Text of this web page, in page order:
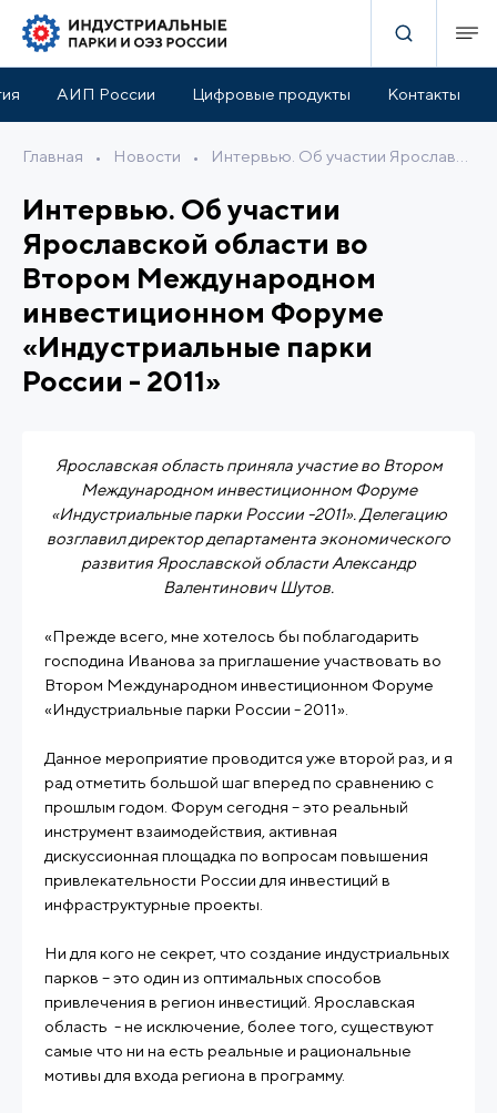
АИП России Цифровые продукты Контакты
Главная • Новости •
Интервью. Об участии
Ярославской области во
Втором Международном
инвестиционном Форуме
«Индустриальные парки
России - 2011»
Ярославская область приняла участие во Втором
Международном инвестиционном Форуме
«Индустриальные парки России -2011». Делегацию
возглавил директор департамента экономического
развития Ярославской области Александр
Валентинович Шутов.
«Прежде всего, мне хотелось бы поблагодарить
господина Иванова за приглашение участвовать во
Втором Международном инвестиционном Форуме
«Индустриальные парки России - 2011».
Данное мероприятие проводится уже второй раз, и я
рад отметить большой шаг вперед по сравнению с
прошлым годом. Форум сегодня – это реальный
инструмент взаимодействия, активная
дискуссионная площадка по вопросам повышения
привлекательности России для инвестиций в
инфраструктурные проекты.
Ни для кого не секрет, что создание индустриальных
парков – это один из оптимальных способов
привлечения в регион инвестиций. Ярославская
область - не исключение, более того, существуют
самые что ни на есть реальные и рациональные
мотивы для входа региона в программу.